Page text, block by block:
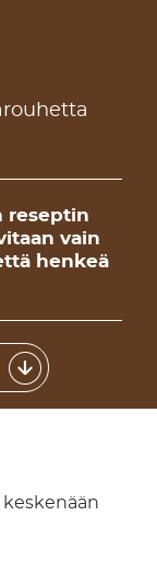
reseptin
vain
henkeä